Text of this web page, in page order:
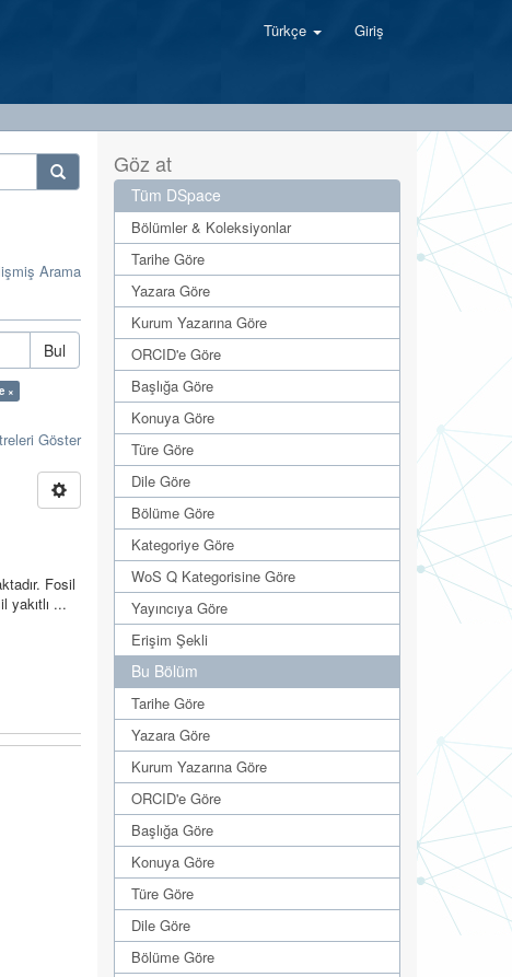
Türkçe Giriş
Arama
Bul
×
Göster
Fosil
yakıtlı ...
Göz at
Tüm DSpace
Bölümler & Koleksiyonlar
Tarihe Göre
Yazara Göre
Kurum Yazarına Göre
ORCID'e Göre
Başlığa Göre
Konuya Göre
Türe Göre
Dile Göre
Bölüme Göre
Kategoriye Göre
WoS Q Kategorisine Göre
Yayıncıya Göre
Erişim Şekli
Bu Bölüm
Tarihe Göre
Yazara Göre
Kurum Yazarına Göre
ORCID'e Göre
Başlığa Göre
Konuya Göre
Türe Göre
Dile Göre
Bölüme Göre